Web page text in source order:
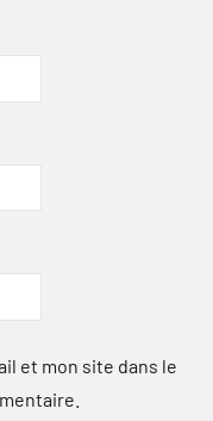
et mon site dans le